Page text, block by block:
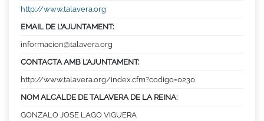
http://www.talavera.org
EMAIL DE L’AJUNTAMENT:
informacion@talavera.org
CONTACTA AMB L’AJUNTAMENT:
http://www.talavera.org/index.cfm?codigo=0230
NOM ALCALDE DE TALAVERA DE LA REINA:
GONZALO JOSE LAGO VIGUERA